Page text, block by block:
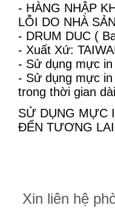
- HÀNG NHẬP
LỖI DO NHÀ
- DRUM DUC (
- Xuất Xứ:
- Sử dụng mực
- Sử dụng mực
trong thời gian
SỬ DỤNG MỰC
ĐẾN TƯƠNG
Xin liên hệ